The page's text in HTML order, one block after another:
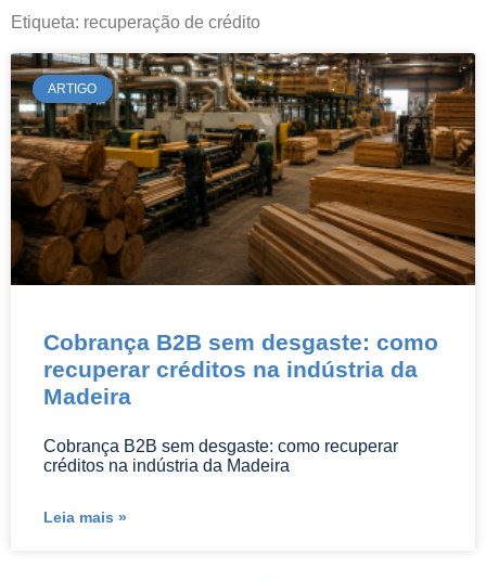
do Direito.
Etiqueta: recuperação de crédito
ARTIGO
Cobrança B2B sem desgaste: como
recuperar créditos na indústria da
Madeira
Cobrança B2B sem desgaste: como recuperar
créditos na indústria da Madeira
Leia mais »